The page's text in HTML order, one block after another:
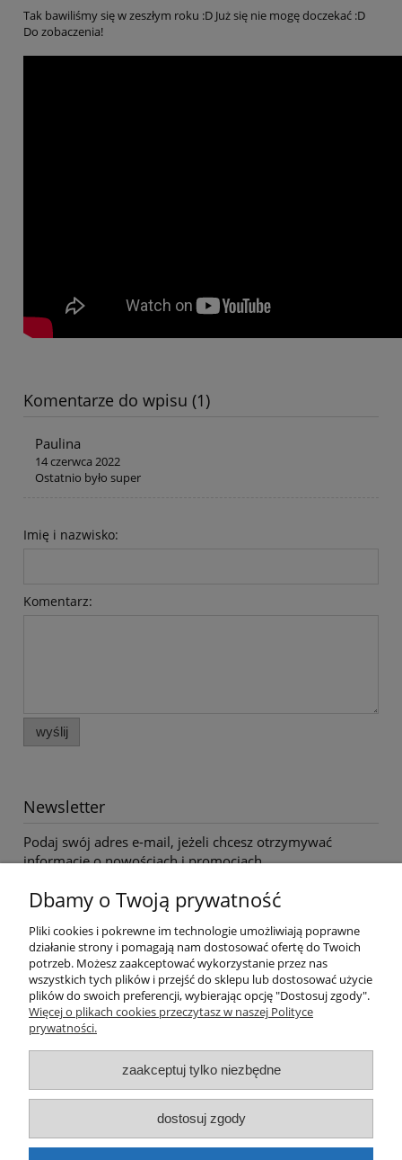
Tak bawiliśmy się w zeszłym roku :D Już się nie mogę doczekać :D
Do zobaczenia!
Komentarze do wpisu (1)
Paulina
14 czerwca 2022
Ostatnio było super
Imię i nazwisko:
Komentarz:
wyślij
Newsletter
Podaj swój adres e-mail, jeżeli chcesz otrzymywać
informacje o nowościach i promocjach.
Twoje dane będą przetwarzane zgodnie z nasząpolityką
prywatności
Pomoc
Moje konto
Płatności i dostawa
Informacje
Dbamy o Twoją prywatność
Pliki cookies i pokrewne im technologie umożliwiają poprawne
działanie strony i pomagają nam dostosować ofertę do Twoich
potrzeb. Możesz zaakceptować wykorzystanie przez nas
wszystkich tych plików i przejść do sklepu lub dostosować użycie
plików do swoich preferencji, wybierając opcję "Dostosuj zgody".
Więcej o plikach cookies przeczytasz w naszej Polityce
prywatności.
zaakceptuj tylko niezbędne
dostosuj zgody